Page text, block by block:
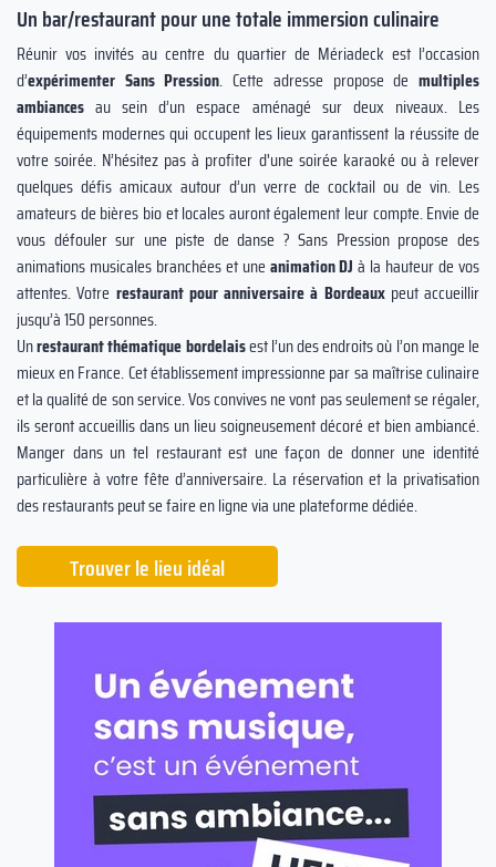
Un bar/restaurant pour une totale immersion culinaire
Réunir vos invités au centre du quartier de Mériadeck est l’occasion
d’expérimenter Sans Pression. Cette adresse propose demultiples
ambiances au sein d’un espace aménagé sur deux niveaux. Les
équipements modernes qui occupent les lieux garantissent la réussite de
votre soirée. N’hésitez pas à profiter d'une soirée karaoké ou à relever
quelques défis amicaux autour d’un verre de cocktail ou de vin. Les
amateurs de bières bio et locales auront également leur compte. Envie de
vous défouler sur une piste de danse ? Sans Pression propose des
animations musicales branchées et une animation DJ à la hauteur de vos
attentes. Votre restaurant pour anniversaire à Bordeauxpeut accueillir
jusqu’à 150 personnes.
Unrestaurant thématiquebordelaisest l’un des endroits où l’on mange le
mieux en France. Cet établissement impressionne par sa maîtrise culinaire
et la qualité de son service. Vos convives ne vont pas seulement se régaler,
ils seront accueillis dans un lieu soigneusement décoré et bien ambiancé.
Manger dans un tel restaurant est une façon de donner une identité
particulière à votre fête d’anniversaire. La réservation et la privatisation
des restaurants peut se faire en ligne via une plateforme dédiée.
Trouver le lieu idéal